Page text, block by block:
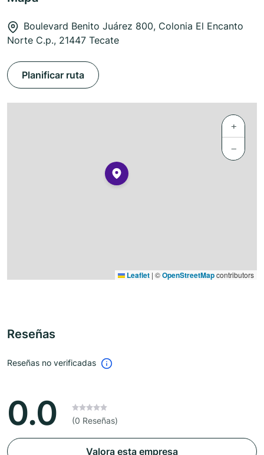
Boulevard Benito Juárez 800, Colonia El Encanto
Norte C.p., 21447 Tecate
Planificar ruta
+
−
Leaflet | ©OpenStreetMapcontributors
Reseñas
Reseñas no verificadas
0.0 (0 Reseñas)
Valora esta empresa